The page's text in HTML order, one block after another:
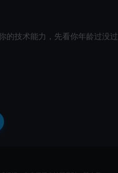
的技术能力，先看你年龄过没过